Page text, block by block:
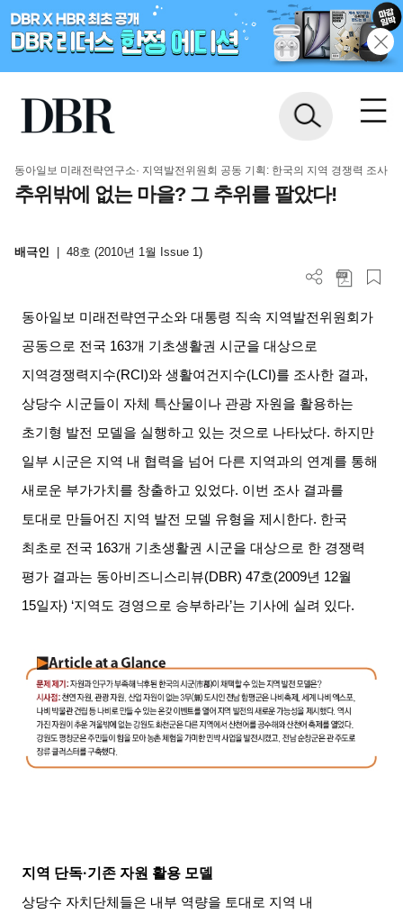
동아일보 미래전략연구소· 지역발전위원회 공동 기획: 한국의 지역 경쟁력 조사
추위밖에 없는 마을? 그 추위를 팔았다!
배극인 48호 (2010년 1월 Issue 1)
동아일보 미래전략연구소와 대통령 직속 지역발전위원회가
공동으로 전국 163개 기초생활권 시군을 대상으로
지역경쟁력지수(RCI)와 생활여건지수(LCI)를 조사한 결과,
상당수 시군들이 자체 특산물이나 관광 자원을 활용하는
초기형 발전 모델을 실행하고 있는 것으로 나타났다. 하지만
일부 시군은 지역 내 협력을 넘어 다른 지역과의 연계를 통해
새로운 부가가치를 창출하고 있었다. 이번 조사 결과를
토대로 만들어진 지역 발전 모델 유형을 제시한다. 한국
최초로 전국 163개 기초생활권 시군을 대상으로 한 경쟁력
평가 결과는 동아비즈니스리뷰(DBR) 47호(2009년 12월
15일자) ‘지역도 경영으로 승부하라’는 기사에 실려 있다.
지역 단독·기존 자원 활용 모델
상당수 자치단체들은 내부 역량을 토대로 지역 내